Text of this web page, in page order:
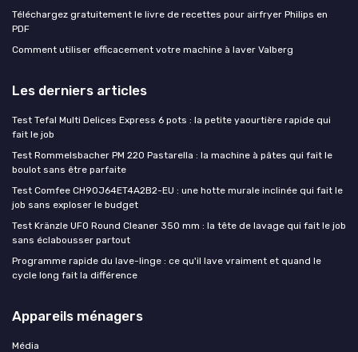
Téléchargez gratuitement le livre de recettes pour airfryer Philips en
PDF
Comment utiliser efficacement votre machine à laver Valberg
Les derniers articles
Test Tefal Multi Delices Express 6 pots : la petite yaourtière rapide qui
fait le job
Test Rommelsbacher PM 220 Pastarella : la machine à pâtes qui fait le
boulot sans être parfaite
Test Comfee CH90J64ET4A2B2-EU : une hotte murale inclinée qui fait le
job sans exploser le budget
Test Kränzle UFO Round Cleaner 350 mm : la tête de lavage qui fait le job
sans éclabousser partout
Programme rapide du lave-linge : ce qu'il lave vraiment et quand le
cycle long fait la différence
Appareils ménagers
Média